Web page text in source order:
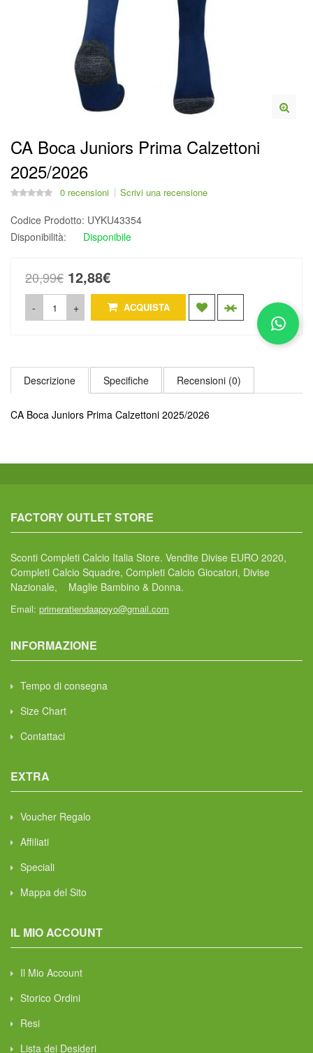
CA Boca Juniors Prima Calzettoni
2025/2026
0 recensioni Scrivi una recensione
Codice Prodotto: UYKU43354
Disponibilità:
Disponibile
20,99€ 12,88€
- + ACQUISTA
Descrizione Specifiche Recensioni (0)
CA Boca Juniors Prima Calzettoni 2025/2026
FACTORY OUTLET STORE
Sconti Completi Calcio Italia Store. Vendite Divise EURO 2020,
Completi Calcio Squadre, Completi Calcio Giocatori, Divise
Nazionale, Maglie Bambino & Donna.
Email: primeratiendaapoyo@gmail.com
INFORMAZIONE
Tempo di consegna
Size Chart
Contattaci
EXTRA
Voucher Regalo
Affiliati
Speciali
Mappa del Sito
IL MIO ACCOUNT
Il Mio Account
Storico Ordini
Resi
Lista dei Desideri